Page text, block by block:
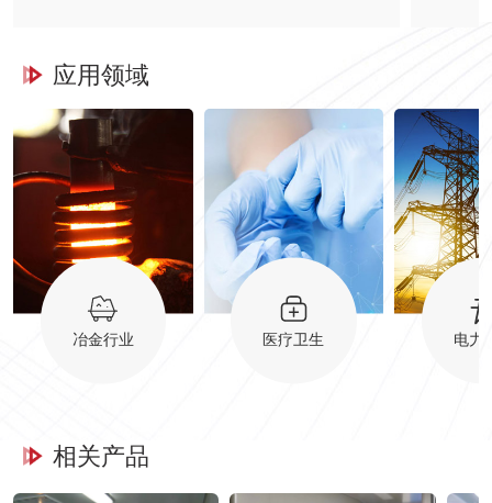
应用领域
冶金行业 医疗卫生 电力
相关产品